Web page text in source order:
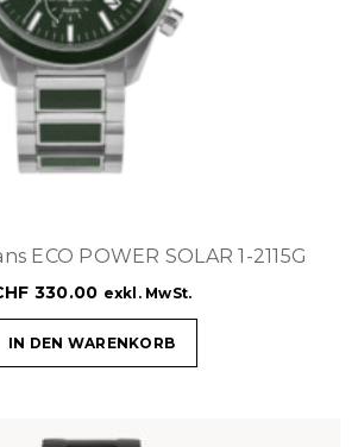
ECO POWER SOLAR 1-2115G
330.00 exkl. MwSt.
IN DEN WARENKORB